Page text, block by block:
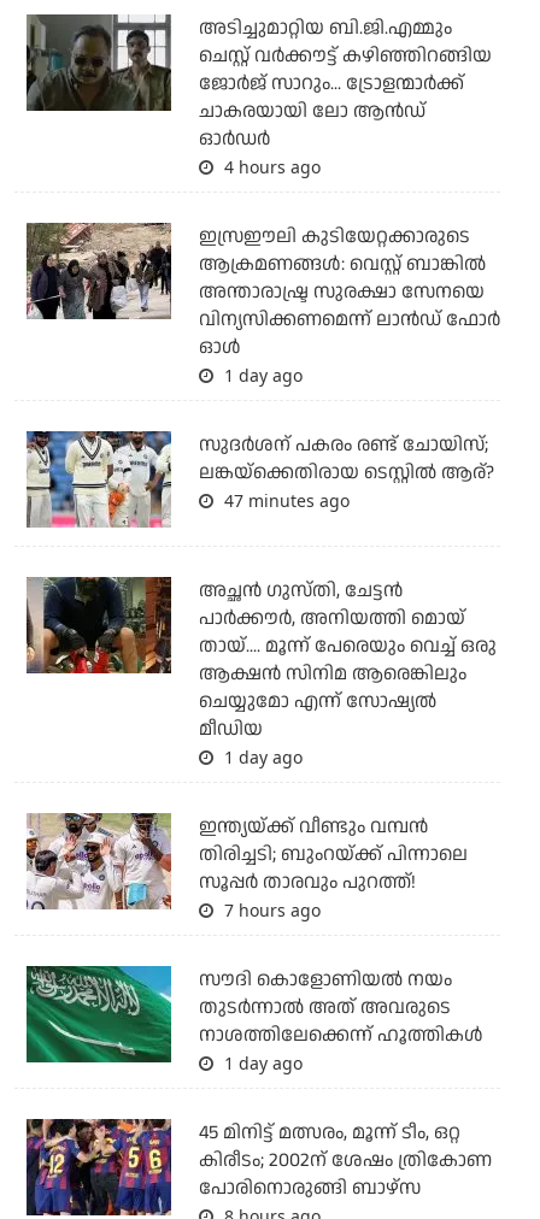
അടിച്ചുമാറ്റിയ ബി.ജി.എമ്മും
ചെസ്റ്റ് വര്‍ക്കൗട്ട് കഴിഞ്ഞിറങ്ങിയ
ജോര്‍ജ് സാറും... ട്രോളന്മാര്‍ക്ക്
ചാകരയായി ലോ ആന്‍ഡ്
ഓര്‍ഡര്‍
4 hours ago
ഇസ്രഈലി കുടിയേറ്റക്കാരുടെ
ആക്രമണങ്ങള്‍: വെസ്റ്റ് ബാങ്കില്‍
അന്താരാഷ്ട്ര സുരക്ഷാ സേനയെ
വിന്യസിക്കണമെന്ന് ലാന്‍ഡ് ഫോര്‍
ഓള്‍
1 day ago
സുദര്‍ശന് പകരം രണ്ട് ചോയിസ്;
ലങ്കയ്‌ക്കെതിരായ ടെസ്റ്റില്‍ ആര്?
47 minutes ago
അച്ഛന്‍ ഗുസ്തി, ചേട്ടന്‍
പാര്‍ക്കൗര്‍, അനിയത്തി മൊയ്
തായ്.... മൂന്ന് പേരെയും വെച്ച് ഒരു
ആക്ഷന്‍ സിനിമ ആരെങ്കിലും
ചെയ്യുമോ എന്ന് സോഷ്യല്‍
മീഡിയ
1 day ago
ഇന്ത്യയ്ക്ക് വീണ്ടും വമ്പന്‍
തിരിച്ചടി; ബുംറയ്ക്ക് പിന്നാലെ
സൂപ്പര്‍ താരവും പുറത്ത്!
7 hours ago
സൗദി കൊളോണിയല്‍ നയം
തുടര്‍ന്നാല്‍ അത് അവരുടെ
നാശത്തിലേക്കെന്ന് ഹൂത്തികള്‍
1 day ago
45 മിനിട്ട് മത്സരം, മൂന്ന് ടീം, ഒറ്റ
കിരീടം; 2002ന് ശേഷം ത്രികോണ
പോരിനൊരുങ്ങി ബാഴ്‌സ